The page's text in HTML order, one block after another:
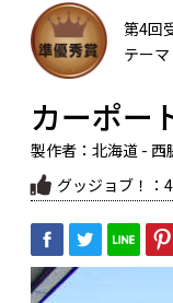
第4回
テー
カーポー
製作者：北海道 - 西
グッジョブ！：